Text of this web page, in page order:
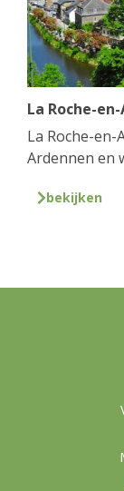
La Roche-
La Roche-
Ardennen en
bekijken